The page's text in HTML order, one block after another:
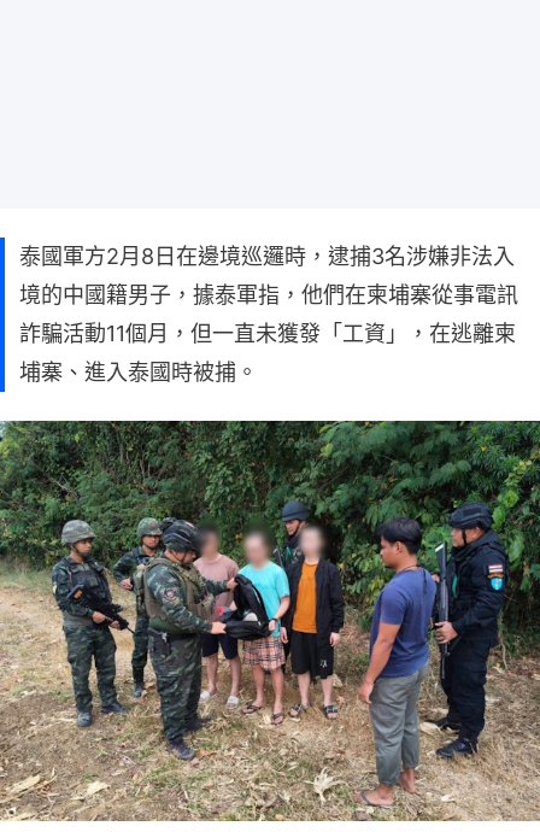
泰國軍方2月8日在邊境巡邏時，逮捕3名涉嫌非法入
境的中國籍男子，據泰軍指，他們在柬埔寨從事電訊
詐騙活動11個月，但一直未獲發「工資」，在逃離柬
埔寨、進入泰國時被捕。